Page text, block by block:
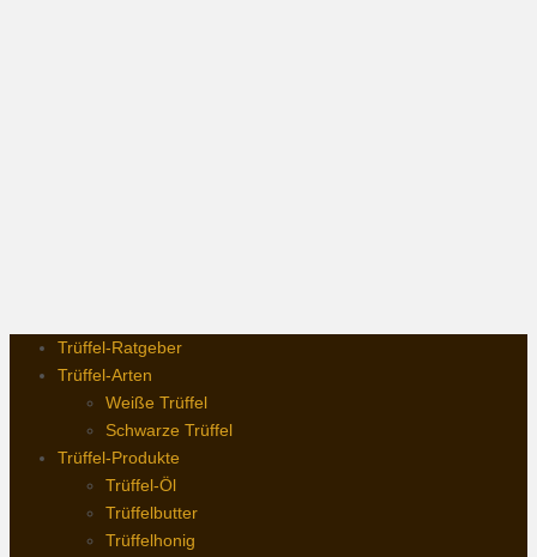
Trüffel-Ratgeber
Trüffel-Arten
Weiße Trüffel
Schwarze Trüffel
Trüffel-Produkte
Trüffel-Öl
Trüffelbutter
Trüffelhonig